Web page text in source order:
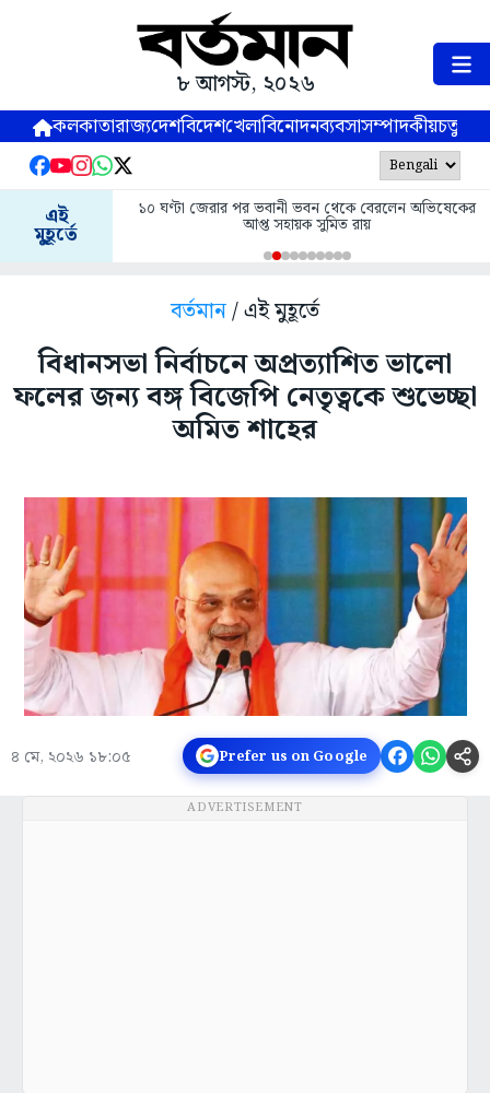
৮ আগস্ট, ২০২৬
কলকাতারাজ্যদেশবিদেশখেলাবিনোদনব্যবসাসম্পাদকীয়
এই
মুহূর্তে
১০ ঘণ্টা জেরার পর ভবানী ভবন থেকে বেরলেন অভিষেকের
আপ্ত সহায়ক সুমিত রায়
বর্তমান/ এই মুহূর্তে
বিধানসভা নির্বাচনে অপ্রত্যাশিত ভালো
ফলের জন্য বঙ্গ বিজেপি নেতৃত্বকে শুভেচ্ছা
অমিত শাহের
৪ মে, ২০২৬ ১৮:০৫ Prefer us on Google
ADVERTISEMENT